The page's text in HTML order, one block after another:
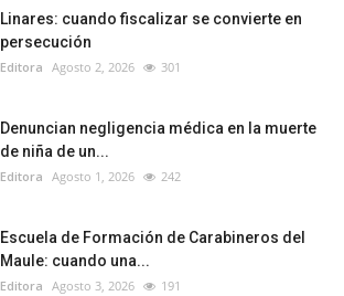
Linares: cuando fiscalizar se convierte en
persecución
Editora Agosto 2, 2026 301
Denuncian negligencia médica en la muerte
de niña de un...
Editora Agosto 1, 2026 242
Escuela de Formación de Carabineros del
Maule: cuando una...
Editora Agosto 3, 2026 191